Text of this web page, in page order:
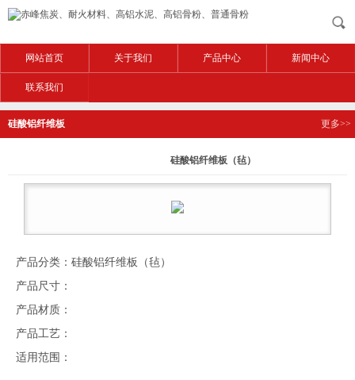
网站首页 关于我们 产品中心 新闻中心
联系我们
硅酸铝纤维板 更多>>
硅酸铝纤维板（毡）
产品分类：硅酸铝纤维板（毡）
产品尺寸：
产品材质：
产品工艺：
适用范围：